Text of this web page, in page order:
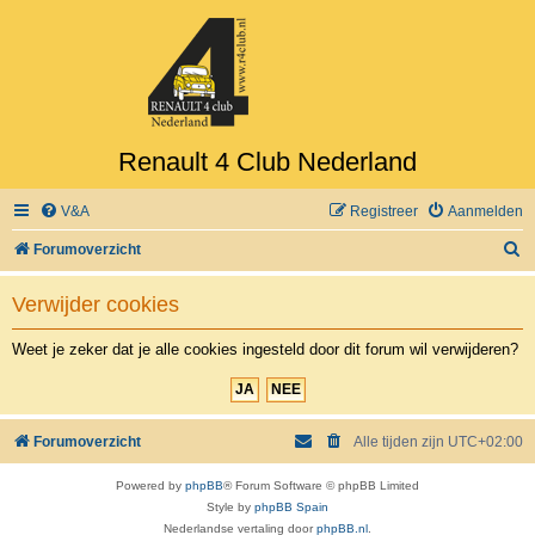
Renault 4 Club Nederland
V&A Aanmelden
Registreer
Forumoverzicht
o
Verwijder cookies
Weet je zeker dat je alle cookies ingesteld door dit forum wil verwijderen?
Forumoverzicht Alle tijden zijn UTC+02:00
Powered by phpBB® Forum Software © phpBB Limited
Style by phpBB Spain
Nederlandse vertaling doorphpBB.nl